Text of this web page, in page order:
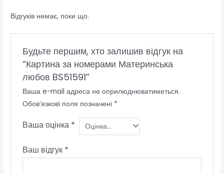
Відгуків немає, поки що.
Будьте першим, хто залишив відгук на
“Картина за номерами Материнська
любов BS51591”
Ваша e-mail адреса не оприлюднюватиметься.
Обов’язкові поля позначені *
Ваша оцінка *
Ваш відгук *